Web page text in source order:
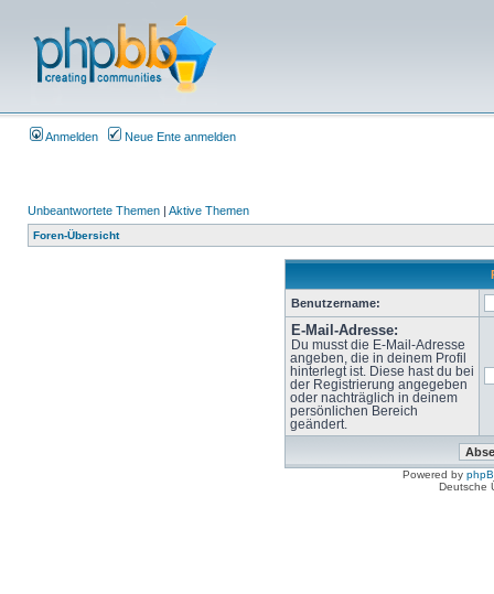
Anmelden Neue Ente anmelden
Unbeantwortete Themen | Aktive Themen
Foren-Übersicht
Benutzername:
E-Mail-Adresse:
Du musst die E-Mail-Adresse
angeben, die in deinem Profil
hinterlegt ist. Diese hast du bei
der Registrierung angegeben
oder nachträglich in deinem
persönlichen Bereich
geändert.
Powered by
Deutsche